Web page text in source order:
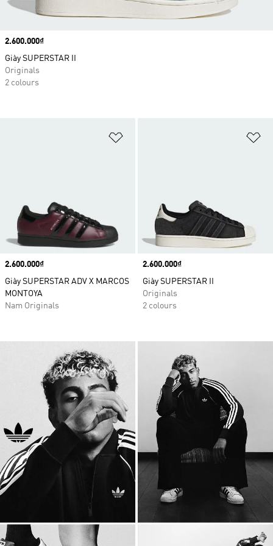
Price
2.600.000₫
Giày SUPERSTAR ADV X MARCOS
MONTOYA
Nam Originals
Price
2.600.000₫
Giày SUPERSTAR II
Originals
2 colours
Price
2.600.000₫
Giày SUPERSTAR II
Originals
2 colours